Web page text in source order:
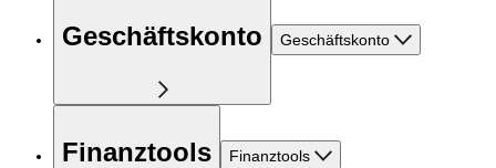
Geschäftskonto Geschäftskonto
Finanztools Finanztools